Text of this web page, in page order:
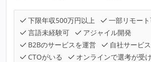
下限年収500万円以上
一部リモー
言語未経験可
アジャイル開発
B2Bのサービスを運営
自社サービ
CTOがいる
オンラインで選考が受